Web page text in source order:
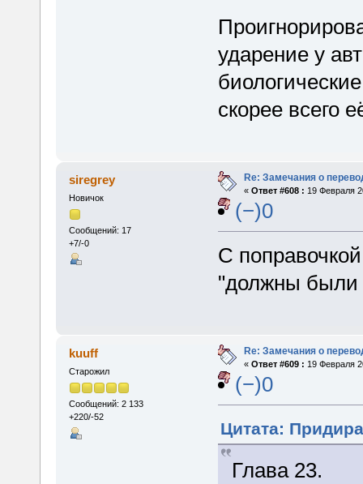
ударение у
скорее всего
siregrey
Новичок
Сообщений: 17
+7/-0
Re: Замечания о
« Ответ #608 : 19 Февраля
(−)0
С
"должны были
kuuff
Старожил
Сообщений: 2 133
+220/-52
Re: Замечания о
« Ответ #609 : 19 Февраля
(−)0
Цитата:
Глава 23.